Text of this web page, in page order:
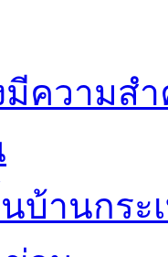
มีความ
บ้านกร